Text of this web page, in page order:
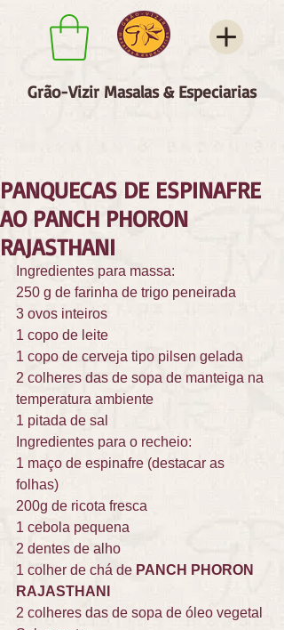
Grão-Vizir Masalas & Especiarias
PANQUECAS DE ESPINAFRE
AO PANCH PHORON
RAJASTHANI
Ingredientes para massa:
250 g de farinha de trigo peneirada
3 ovos inteiros
1 copo de leite
1 copo de cerveja tipo pilsen gelada
2 colheres das de sopa de manteiga na
temperatura ambiente
1 pitada de sal
Ingredientes para o recheio:
1 maço de espinafre (destacar as
folhas)
200g de ricota fresca
1 cebola pequena
2 dentes de alho
1 colher de chá de PANCH PHORON
RAJASTHANI
2 colheres das de sopa de óleo vegetal